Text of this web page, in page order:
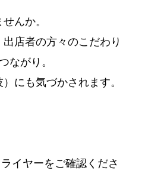
んか。
店者の方々のこだわり
ながり。
にも気づかされます。
イヤーをご確認くださ